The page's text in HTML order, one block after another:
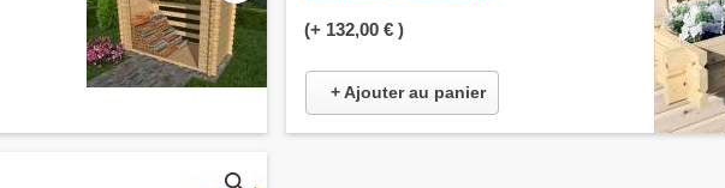
(+ 132,00 € )
+ Ajouter au panier